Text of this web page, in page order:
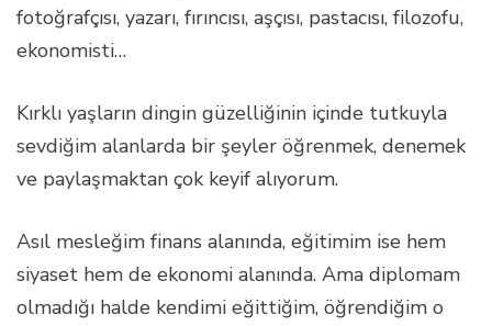
fotoğrafçısı, yazarı, fırıncısı, aşçısı, pastacısı, filozofu,
ekonomisti…
Kırklı yaşların dingin güzelliğinin içinde tutkuyla
sevdiğim alanlarda bir şeyler öğrenmek, denemek
ve paylaşmaktan çok keyif alıyorum.
Asıl mesleğim finans alanında, eğitimim ise hem
siyaset hem de ekonomi alanında. Ama diplomam
olmadığı halde kendimi eğittiğim, öğrendiğim o